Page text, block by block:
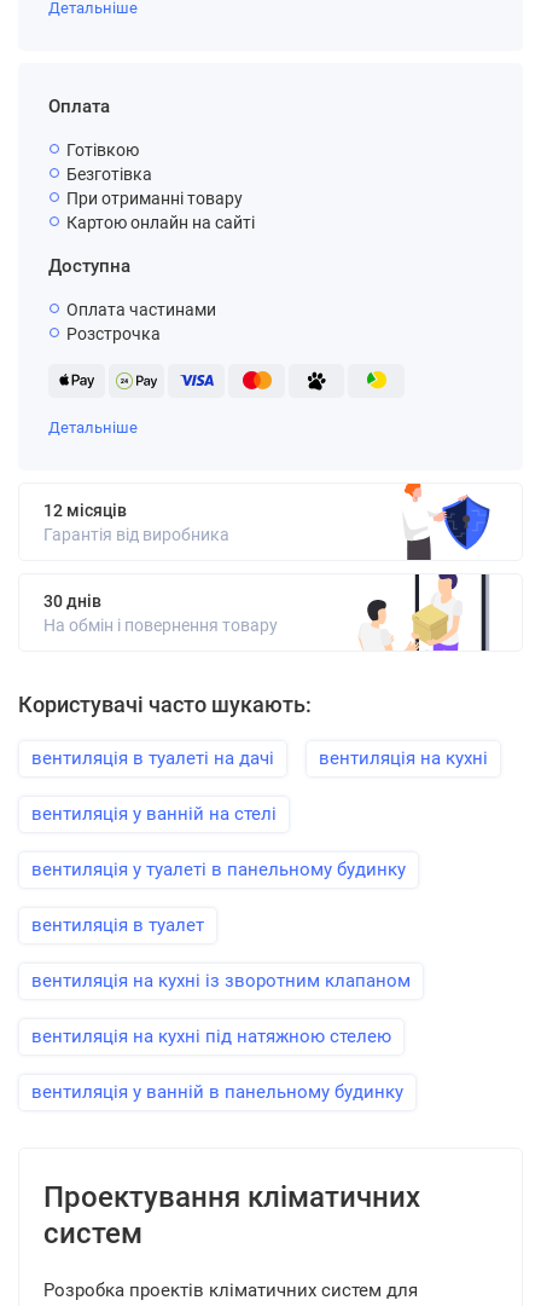
Детальніше
Оплата
Готівкою
Безготівка
При отриманні товару
Картою онлайн на сайті
Доступна
Оплата частинами
Розстрочка
Детальніше
12 місяців
Гарантія від виробника
30 днів
На обмін і повернення товару
Користувачі часто шукають:
вентиляція в туалеті на дачі вентиляція на кухні
вентиляція у ванній на стелі
вентиляція у туалеті в панельному будинку
вентиляція в туалет
вентиляція на кухні із зворотним клапаном
вентиляція на кухні під натяжною стелею
вентиляція у ванній в панельному будинку
Проектування кліматичних
систем
Розробка проектів кліматичних систем для